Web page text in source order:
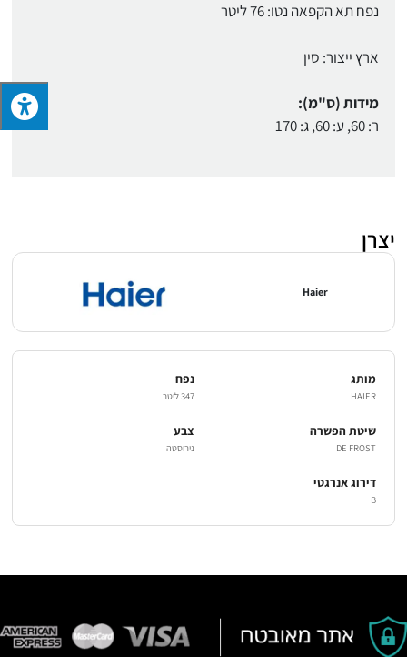
נפח תא הקפאה נטו: 76 ליטר
ארץ ייצור: סין
מידות (ס"מ):
ר: 60, ע: 60, ג: 170
יצרן
Haier
מותג
HAIER
נפח
347 ליטר
שיטת הפשרה
DE FROST
צבע
נירוסטה
דירוג אנרגטי
B